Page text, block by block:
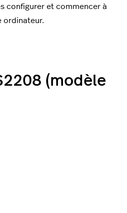
configurer et commencer à
ordinateur.
(modèle